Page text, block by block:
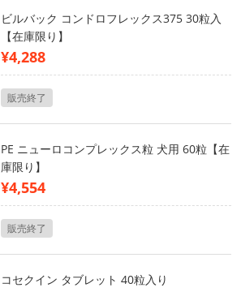
ビルバック コンドロフレックス375 30粒入
【在庫限り】
¥4,288
販売終了
PE ニューロコンプレックス粒 犬用 60粒【在
庫限り】
¥4,554
販売終了
コセクイン タブレット 40粒入り